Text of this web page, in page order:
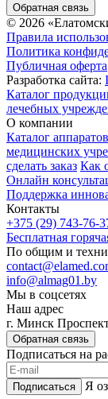
Обратная связь
© 2026
Правила
Политика
Публичная оферта
Разработка сайта:
Каталог
лечебных
О компании
Каталог
медицинских
сделать заказ Как
Онлайн
Поддержка
Контакты
+375 (29) 743-76-
Бесплатная
По общим и
info@almag01.by
Мы в соцсетях
Наш адрес
г. Минск
Обратная связь
Подписаться на
Подписаться Я